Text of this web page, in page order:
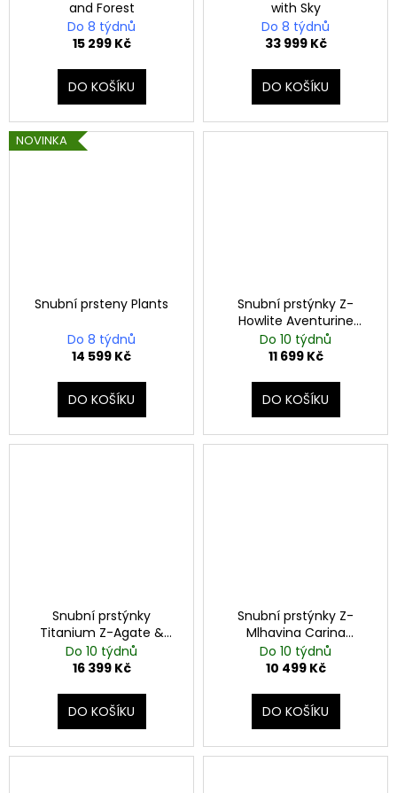
and Forest
Do 8 týdnů
15 299 Kč
DO KOŠÍKU
with Sky
Do 8 týdnů
33 999 Kč
DO KOŠÍKU
NOVINKA
Snubní prsteny Plants
Do 8 týdnů
14 599 Kč
DO KOŠÍKU
Snubní prstýnky Z-
Howlite Aventurine
Brazilian Rosewood Steel
Do 10 týdnů
11 699 Kč
DO KOŠÍKU
Snubní prstýnky
Titanium Z-Agate &
Turkmenit
Do 10 týdnů
16 399 Kč
DO KOŠÍKU
Snubní prstýnky Z-
Mlhavina Carina
Mahagony Steel
Do 10 týdnů
10 499 Kč
DO KOŠÍKU